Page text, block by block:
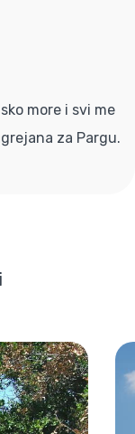
more i svi me
za Pargu.